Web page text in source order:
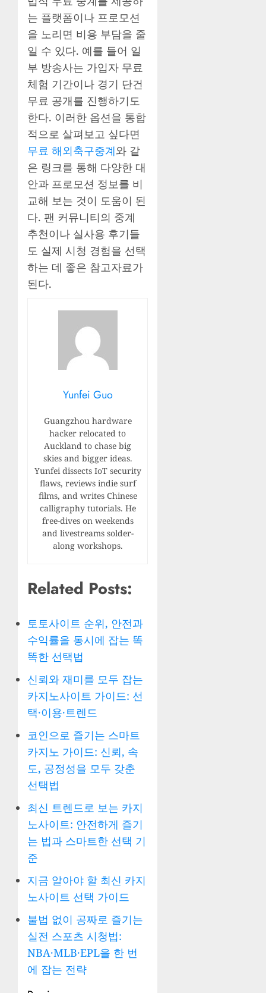
는 플랫폼이나 프로모션
을 노리면 비용 부담을 줄
일 수 있다. 예를 들어 일
부 방송사는 가입자 무료
체험 기간이나 경기 단건
무료 공개를 진행하기도
한다. 이러한 옵션을 통합
적으로 살펴보고 싶다면
무료 해외축구중계와 같
은 링크를 통해 다양한 대
안과 프로모션 정보를 비
교해 보는 것이 도움이 된
다. 팬 커뮤니티의 중계
추천이나 실사용 후기들
도 실제 시청 경험을 선택
하는 데 좋은 참고자료가
된다.
Yunfei Guo
Guangzhou hardware
hacker relocated to
Auckland to chase big
skies and bigger ideas.
Yunfei dissects IoT security
flaws, reviews indie surf
films, and writes Chinese
calligraphy tutorials. He
free-dives on weekends
and livestreams solder-
along workshops.
Related Posts:
토토사이트 순위, 안전과
수익률을 동시에 잡는 똑
똑한 선택법
신뢰와 재미를 모두 잡는
카지노사이트 가이드: 선
택·이용·트렌드
코인으로 즐기는 스마트
카지노 가이드: 신뢰, 속
도, 공정성을 모두 갖춘
선택법
최신 트렌드로 보는 카지
노사이트: 안전하게 즐기
는 법과 스마트한 선택 기
준
지금 알아야 할 최신 카지
노사이트 선택 가이드
불법 없이 공짜로 즐기는
실전 스포츠 시청법:
NBA·MLB·EPL을 한 번
에 잡는 전략